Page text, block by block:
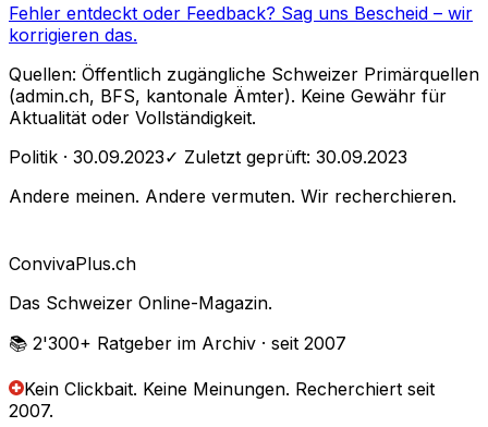
Fehler entdeckt oder Feedback? Sag uns Bescheid – wir
korrigieren das.
Quellen: Öffentlich zugängliche Schweizer Primärquellen
(admin.ch, BFS, kantonale Ämter). Keine Gewähr für
Aktualität oder Vollständigkeit.
Politik · 30.09.2023✓ Zuletzt geprüft: 30.09.2023
Andere meinen. Andere vermuten. Wir recherchieren.
ConvivaPlus.ch
Das Schweizer Online-Magazin.
📚 2'300+ Ratgeber im Archiv · seit 2007
Kein Clickbait. Keine Meinungen. Recherchiert seit
2007.